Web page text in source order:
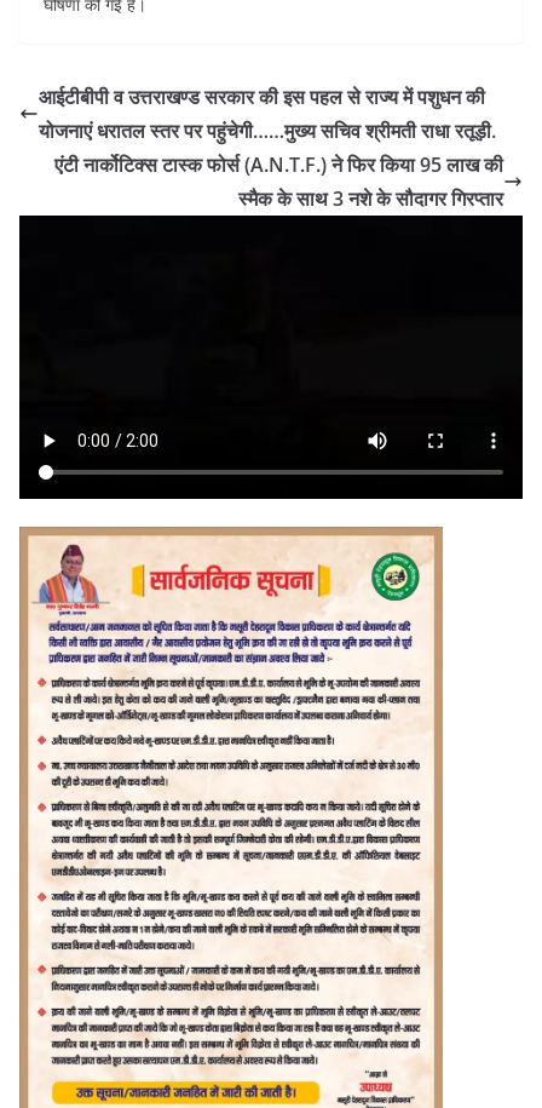
आईटीबीपी व उत्तराखण्ड सरकार की इस पहल से राज्य में पशुधन की
योजनाएं धरातल स्तर पर पहुंचेगी……मुख्य सचिव श्रीमती राधा रतूड़ी.
एंटी नार्कोटिक्स टास्क फोर्स (A.N.T.F.) ने फिर किया 95 लाख की
स्मैक के साथ 3 नशे के सौदागर गिरप्तार